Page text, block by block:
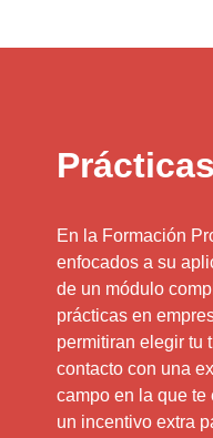
En la Formación
enfocados a su
de un módulo
prácticas en
permitiran elegir tu
contacto con una
campo en la que
un incentivo extra